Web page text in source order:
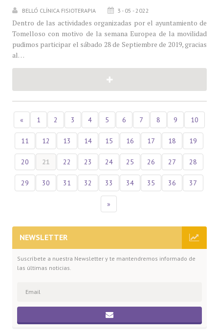
BELLÓ CLÍNICA FISIOTERAPIA 3 - 05 - 2022
Dentro de las actividades organizadas por el ayuntamiento de
Tomelloso con motivo de la semana Europea de la movilidad
pudimos participar el sábado 28 de Septiembre de 2019, gracias
al…
« 1 2 3 4 5 6 7 8 9 10
11 12 13 14 15 16 17 18 19
20 21 22 23 24 25 26 27 28
29 30 31 32 33 34 35 36 37
»
NEWSLETTER
Suscríbete a nuestra Newsletter y te mantendremos informado de
las últimas noticias.